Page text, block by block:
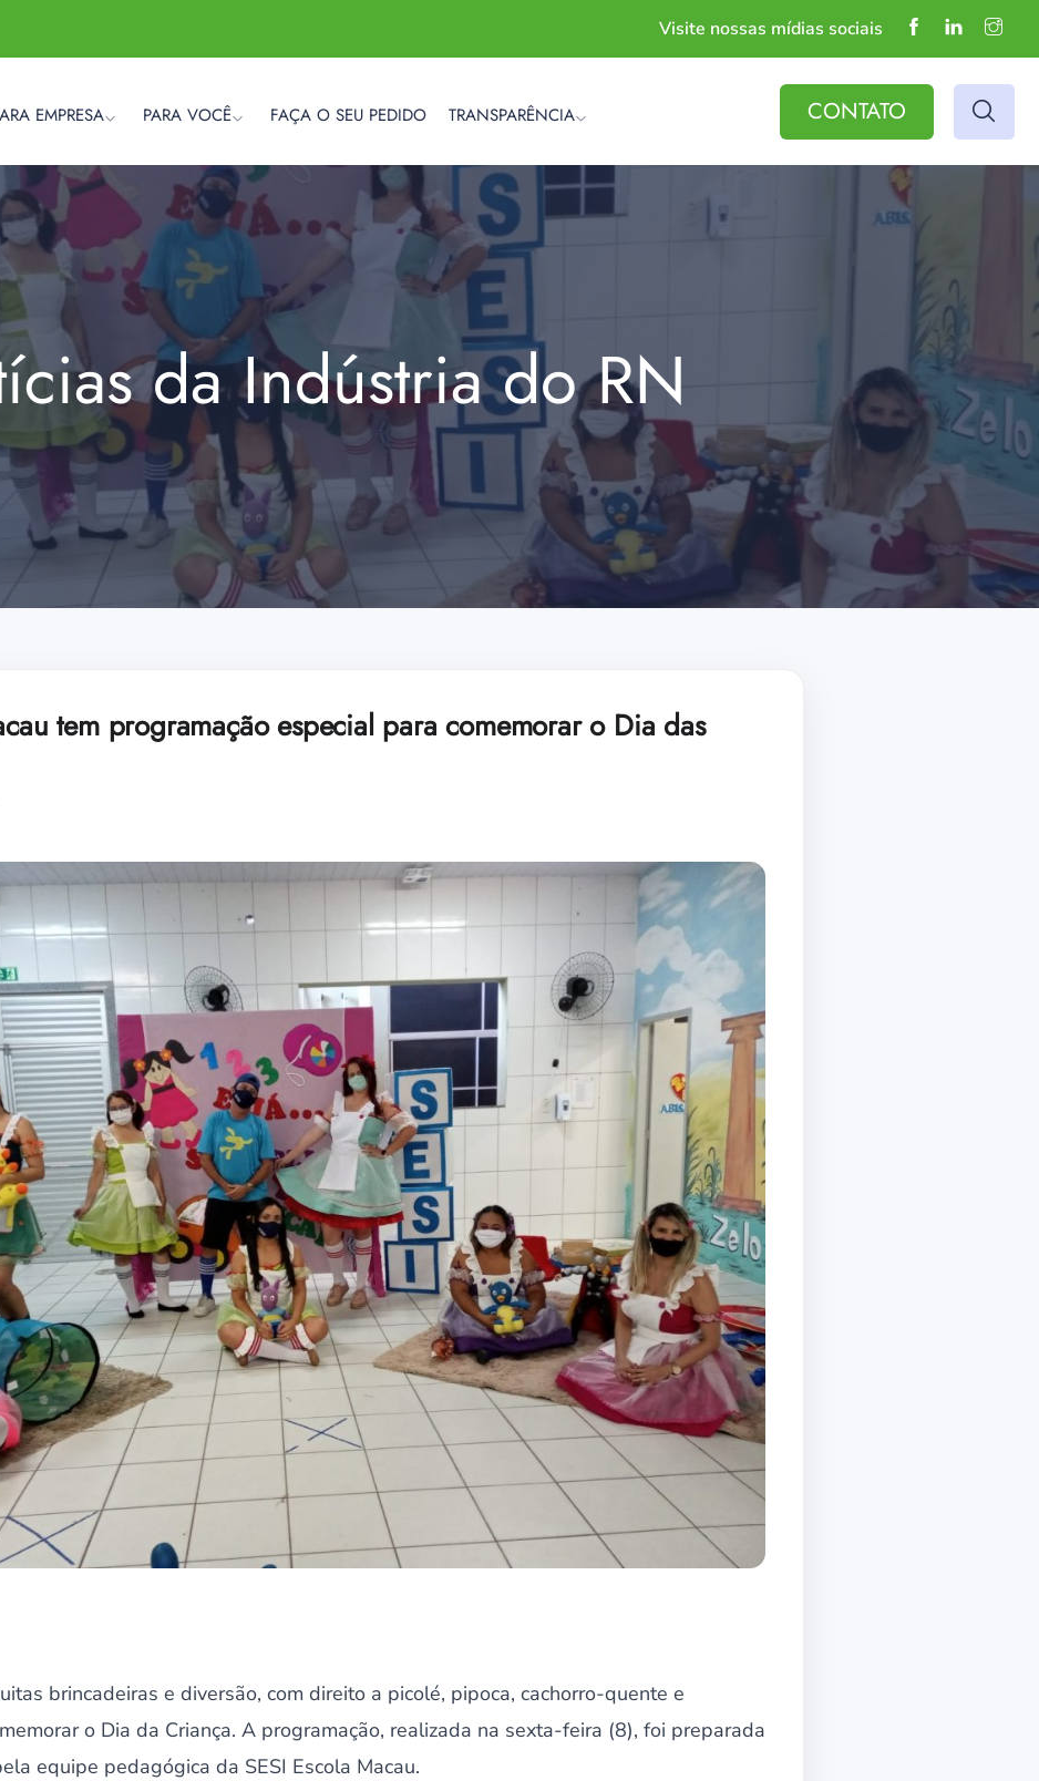
Visite nossas mídias sociais
EMPRESA PARA VOCÊ FAÇA O SEU PEDIDO TRANSPARÊNCIA CONTATO
da Indústria do RN
tem programação especial para comemorar o Dia das
brincadeiras e diversão, com direito a picolé, pipoca, cachorro-quente e
o Dia da Criança. A programação, realizada na sexta-feira (8), foi preparada
equipe pedagógica da SESI Escola Macau.